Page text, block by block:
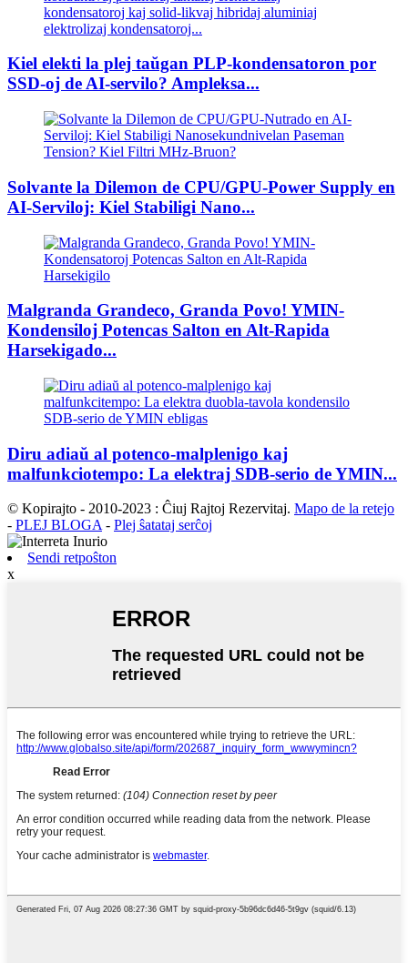
Kiel elekti la plej taŭgan PLP-kondensatoron por
SSD-oj de AI-servilo? Ampleksa...
Solvante la Dilemon de CPU/GPU-Power Supply en
AI-Serviloj: Kiel Stabiligi Nano...
Malgranda Grandeco, Granda Povo! YMIN-
Kondensiloj Potencas Salton en Alt-Rapida
Harsekigado...
Diru adiaŭ al potenco-malplenigo kaj
malfunkciotempo: La elektraj SDB-serio de YMIN...
© Kopirajto - 2010-2023 : Ĉiuj Rajtoj Rezervitaj. Mapo de la retejo
- PLEJ BLOGA - Plej ŝatataj serĉoj
Sendi retpoŝton
x